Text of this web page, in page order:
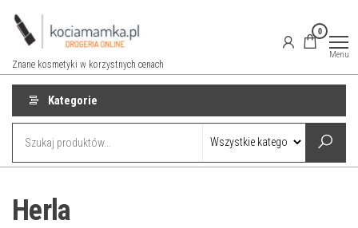
Przejdź
Znane kosmetyki w korzystnych cenach
0
Menu
Kategorie
Herla